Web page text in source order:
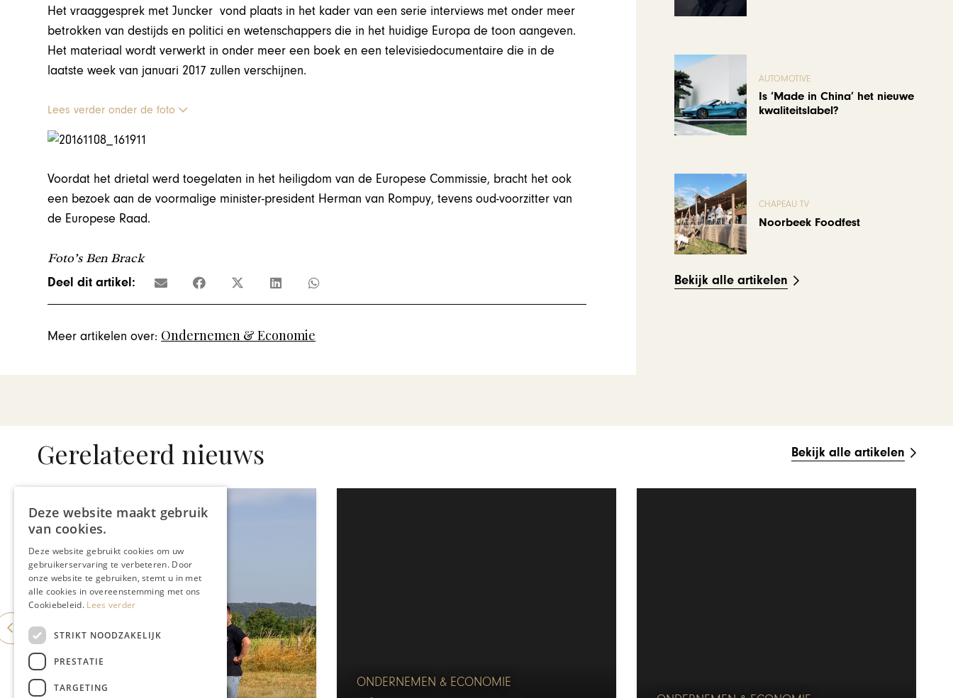
Het vraaggesprek met Juncker vond plaats in het kader van een serie interviews met onder meer
betrokken van destijds en politici en wetenschappers die in het huidige Europa de toon aangeven.
Het materiaal wordt verwerkt in onder meer een boek en een televisiedocumentaire die in de
laatste week van januari 2017 zullen verschijnen.
Lees verder onder de foto
Voordat het drietal werd toegelaten in het heiligdom van de Europese Commissie, bracht het ook
een bezoek aan de voormalige minister-president Herman van Rompuy, tevens oud-voorzitter van
de Europese Raad.
Foto’s Ben Brack
Deel dit artikel:
Meer artikelen over: Ondernemen & Economie
AUTOMOTIVE
Is ‘Made in China’ het nieuwe
kwaliteitslabel?
CHAPEAU TV
Noorbeek Foodfest
Bekijk alle artikelen
Gerelateerd nieuws Bekijk alle artikelen
ONDERNEMEN & ECONOMIE
Deze website maakt gebruik
van cookies.
Deze website gebruikt cookies om uw
gebruikerservaring te verbeteren. Door
onze website te gebruiken, stemt u in met
alle cookies in overeenstemming met ons
Cookiebeleid. Lees verder
STRIKT NOODZAKELIJK
PRESTATIE
TARGETING